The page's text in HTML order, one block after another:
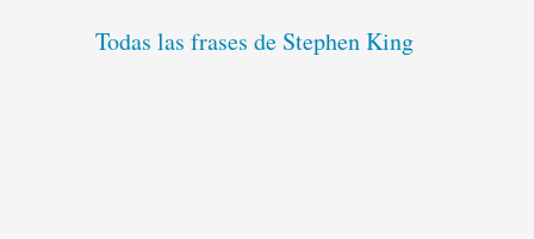
Todas las frases de Stephen King